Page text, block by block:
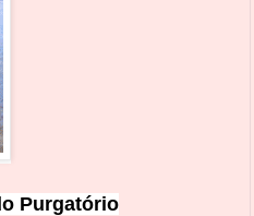
Purgatório